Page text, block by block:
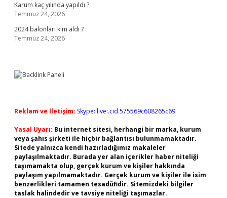
Karum kaç yılında yapıldı ?
Temmuz 24, 2026
2024 balonları kim aldı ?
Temmuz 24, 2026
Reklam ve İletişim: Skype: live:.cid.575569c608265c69
Yasal Uyarı: Bu internet sitesi, herhangi bir marka, kurum
veya şahıs şirketi ile hiçbir bağlantısı bulunmamaktadır.
Sitede yalnızca kendi hazırladığımız makaleler
paylaşılmaktadır. Burada yer alan içerikler haber niteliği
taşımamakta olup, gerçek kurum ve kişiler hakkında
paylaşım yapılmamaktadır. Gerçek kurum ve kişiler ile isim
benzerlikleri tamamen tesadüfidir. Sitemizdeki bilgiler
taslak halindedir ve tavsiye niteliği taşımazlar.